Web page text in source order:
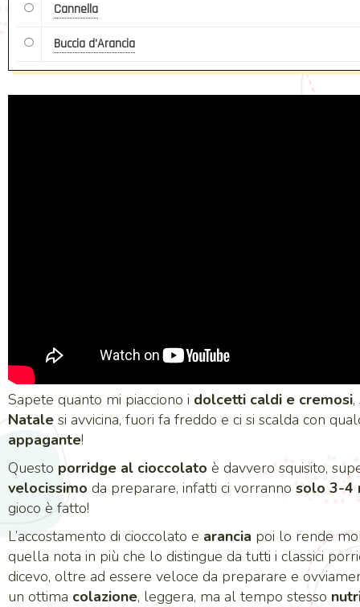
Cannella
Buccia d'Arancia
Sapete quanto mi piacciono i dolcetti caldi e cremosi
Natale si avvicina, fuori fa freddo e ci si scalda con
appagante!
Questo porridge al cioccolato è davvero squisito,
velocissimo da preparare, infatti ci vorranno solo 3-4
gioco è fatto!
L’accostamento di cioccolato e arancia poi lo rende
quella nota in più che lo distingue da tutti i classici
dicevo, oltre ad essere veloce da preparare e
un ottima colazione, leggera, ma al tempo stesso